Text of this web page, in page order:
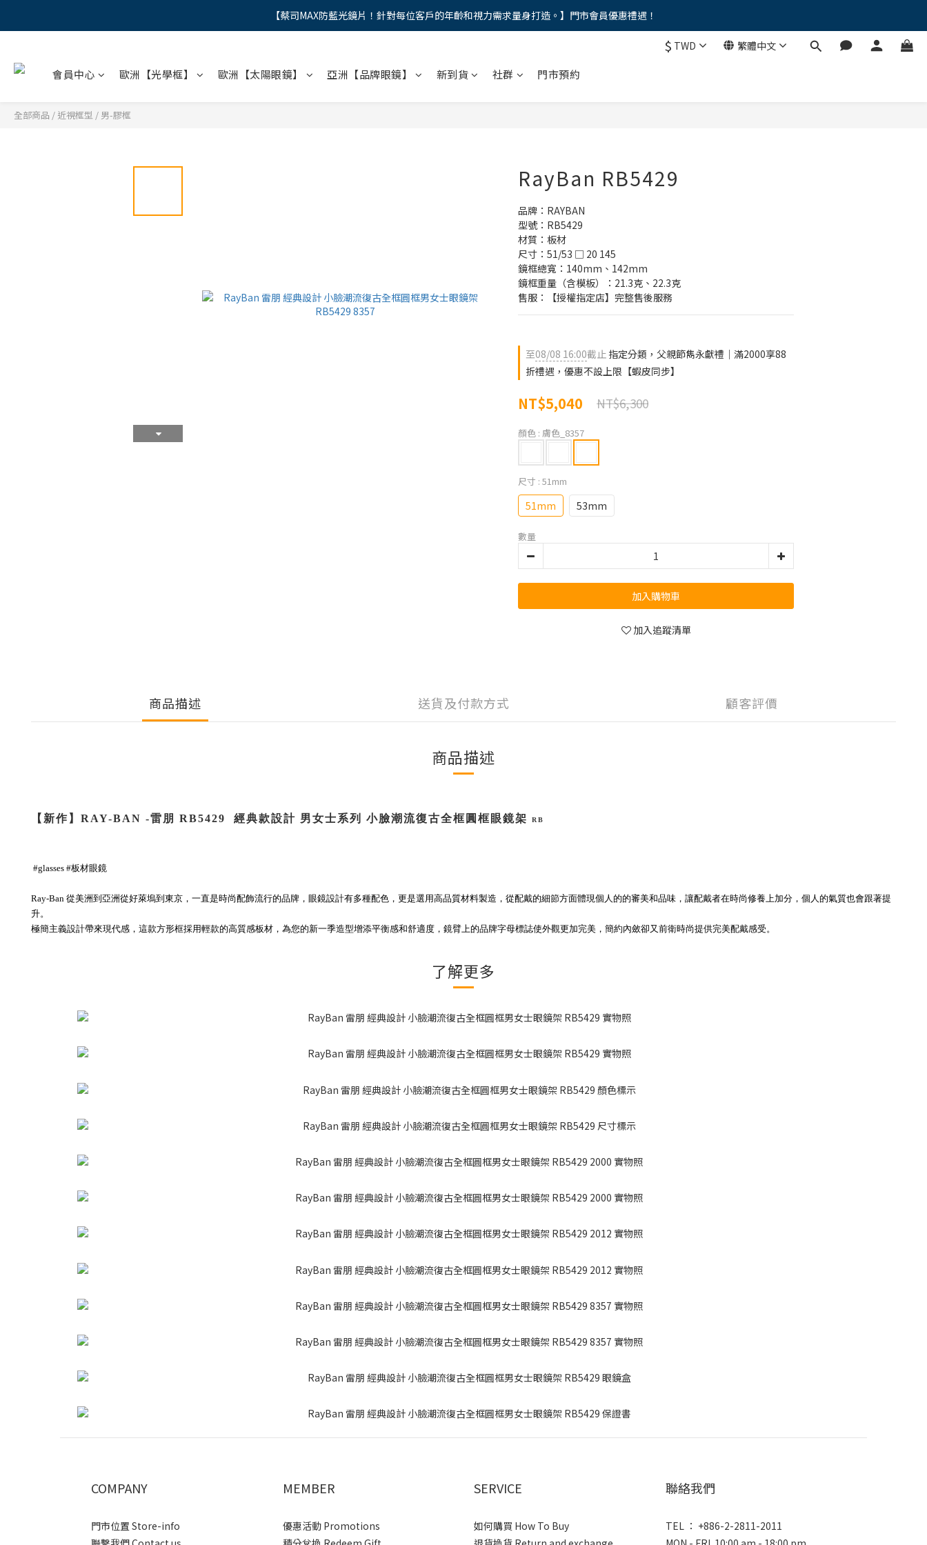
"馬年新章續寫，視界品味進階，限時禮遇 9 折無上限，12期分期免手續費。。
【蔡司MAX防藍光鏡片！針對每位客戶的年齡和視力需求量身打造。】門市會員優惠禮遇！
$ TWD 繁體中文
會員中心 歐洲【光學框】 歐洲【太陽眼鏡】 亞洲【品牌眼鏡】 新到貨 社群 門市預約
全部商品 / 近視框型 / 男-膠框
RayBan RB5429
品牌：RAYBAN
型號：RB5429
材質：板材
尺寸：51/53 □ 20 145
鏡框總寬：140mm、142mm
鏡框重量（含模板）：21.3克、22.3克
售服：【授權指定店】完整售後服務
至08/08 16:00截止 指定分類，父親節雋永獻禮｜滿2000享88
折禮遇，優惠不設上限【蝦皮同步】
NT$5,040 NT$6,300
顏色 : 膚色_8357
尺寸 : 51mm
51mm 53mm
數量
加入購物車
加入追蹤清單
商品描述 送貨及付款方式 顧客評價
商品描述
【新作】 RAY-BAN -雷朋 RB5429 經典款設計 男女士系列 小臉潮流復古全框圓框眼鏡架 RB
#glasses #板材眼鏡
Ray-Ban 從美洲到亞洲從好萊塢到東京，一直是時尚配飾流行的品牌，眼鏡設計有多種配色，更是選用高品質材料製造，從配戴的細節方面體現個人的的審美和品味，讓配戴者在時尚修養上加分，個人的氣質也會跟著提
升。
極簡主義設計帶來現代感，這款方形框採用輕款的高質感板材，為您的新一季造型增添平衡感和舒適度，鏡臂上的品牌字母標誌使外觀更加完美，簡約內斂卻又前衛時尚提供完美配戴感受。
了解更多
COMPANY
門市位置 Store-info
MEMBER
優惠活動 Promotions
SERVICE
如何購買 How To Buy
聯絡我們
TEL ： +886-2-2811-2011